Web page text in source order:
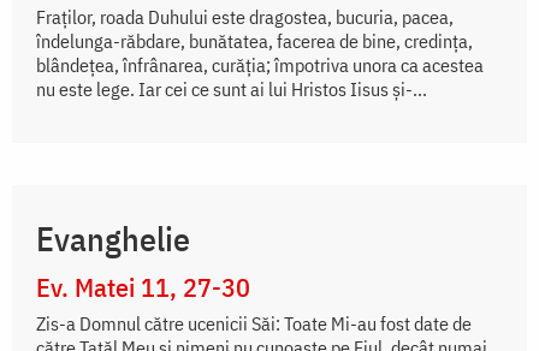
Fraților, roada Duhului este dragostea, bucuria, pacea,
îndelunga-răbdare, bunătatea, facerea de bine, credința,
blândețea, înfrânarea, curăția; împotriva unora ca acestea
nu este lege. Iar cei ce sunt ai lui Hristos Iisus și-...
Evanghelie
Ev. Matei 11, 27-30
Zis-a Domnul către ucenicii Săi: Toate Mi-au fost date de